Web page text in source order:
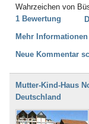
Wahrzeichen von
1 Bewertung
Mehr
Neue Kommentar
Mutter-Kind-Haus
Deutschland